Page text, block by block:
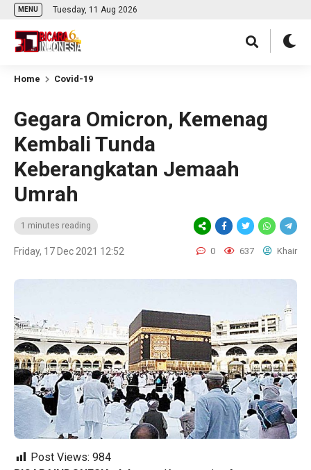
MENU Tuesday, 11 Aug 2026
Home Covid-19
Gegara Omicron, Kemenag
Kembali Tunda
Keberangkatan Jemaah
Umrah
1 minutes reading
Friday, 17 Dec 2021 12:52 0 637 Khair
Post Views: 984